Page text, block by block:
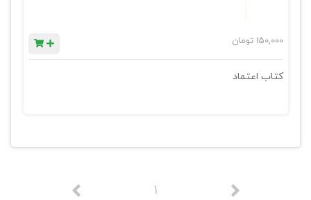
150,000 تومان
کتاب اعتماد
1